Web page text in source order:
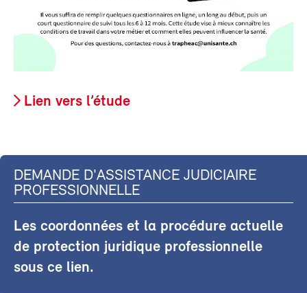
Lien vers l’étude
DEMANDE D'ASSISTANCE JUDICIAIRE
PROFESSIONNELLE
Les coordonnées et la procédure actuelle
de protection juridique professionnelle
sous ce lien.